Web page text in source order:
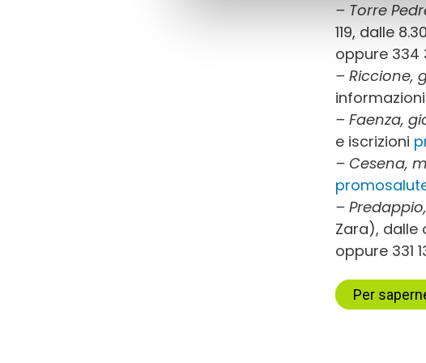
– Torre
119, dalle
oppure 334
– Riccione,
– Faenza,
e iscrizioni
– Cesena,
–
Zara), dalle
oppure 331
Per